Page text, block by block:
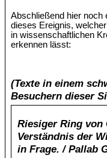
Abschließend hier noch
dieses Ereignis,
in wissenschaftlichen
erkennen lässt:
(Texte in einem
Besuchern dieser
Riesiger Ring von
Verständnis der
in Frage. / Pallab